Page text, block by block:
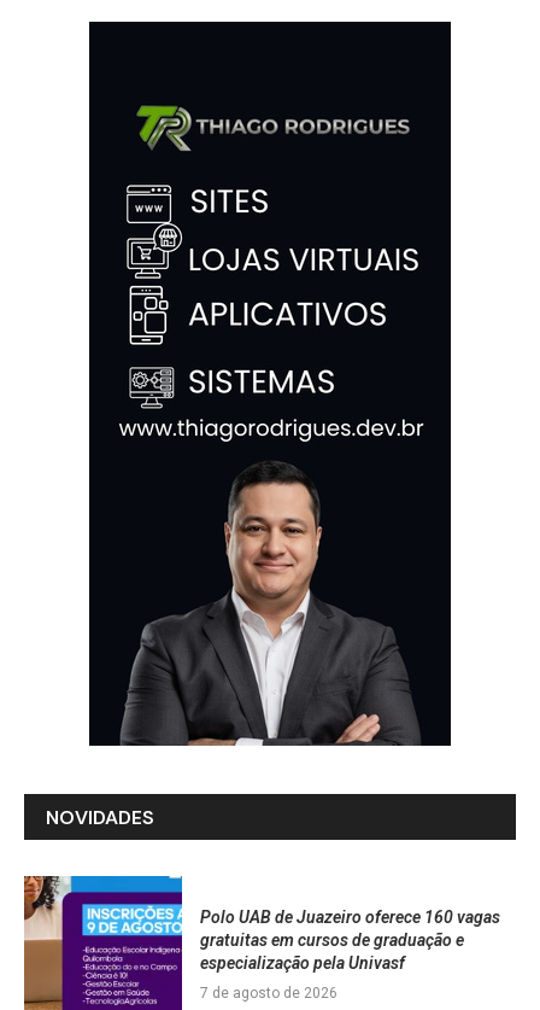
NOVIDADES
Polo UAB de Juazeiro oferece 160 vagas
gratuitas em cursos de graduação e
especialização pela Univasf
7 de agosto de 2026